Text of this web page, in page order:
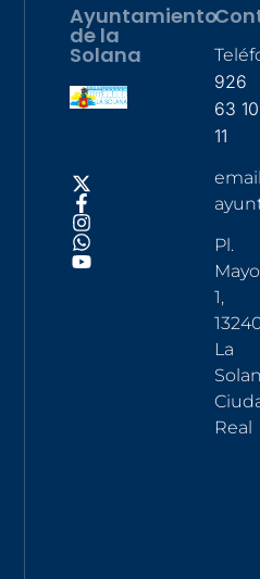
Ayuntamiento
de la
Solana
926
63 10
11
Pl.
1,
La
Real